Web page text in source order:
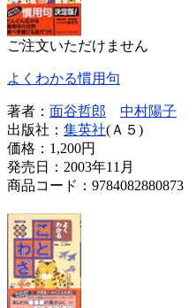
ご注文いただけません
よくわかる慣用句
著者： 面谷哲郎 中村陽子
出版社： 集英社(Ａ５)
価格： 1,200円
発売日：2003年11月
商品コード：9784082880873